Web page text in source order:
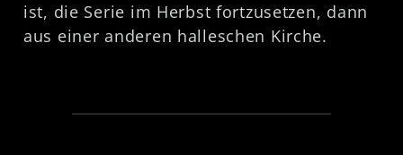
ist, die Serie im Herbst fortzusetzen, dann
aus einer anderen halleschen Kirche.